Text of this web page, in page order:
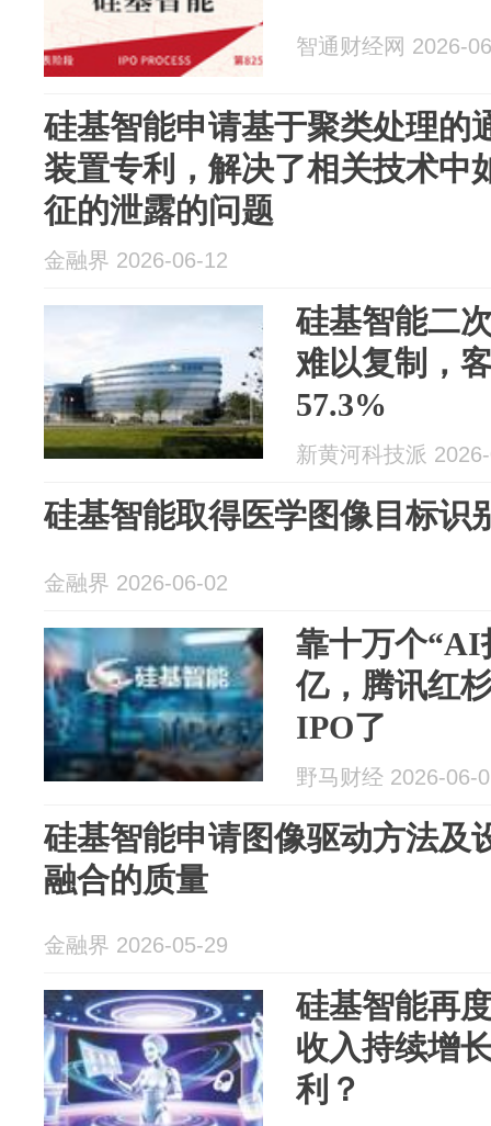
智通财经网 2026-
硅基智能申请基于聚类处理的
装置专利，解决了相关技术中
征的泄露的问题
金融界 2026-06-12
硅基智能二
难以复制，
57.3%
新黄河科技派
硅基智能取得医学图像目标识
金融界 2026-06-02
靠十万个“AI
亿，腾讯红
IPO了
野马财经 2026-06-
硅基智能申请图像驱动方法及
融合的质量
金融界 2026-05-29
硅基智能再
收入持续增
利？